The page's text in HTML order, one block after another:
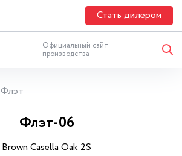
Стать дилером
Официальный сайт
производства
Флэт
Флэт-06
Brown Casella Oak 2S